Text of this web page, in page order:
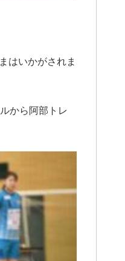
はいかがされま
から阿部トレ